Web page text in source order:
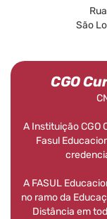
São
CGO
A Instituição CGO
Fasul
A FASUL
no ramo da
Distância em